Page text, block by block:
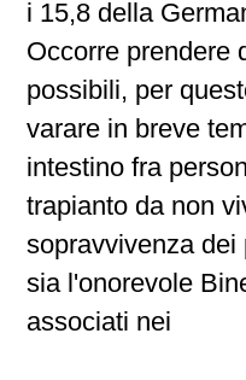
i 15,8 della
Occorre prendere
possibili, per
varare in breve
intestino fra
trapianto da non
sopravvivenza dei
sia l'onorevole
associati nei